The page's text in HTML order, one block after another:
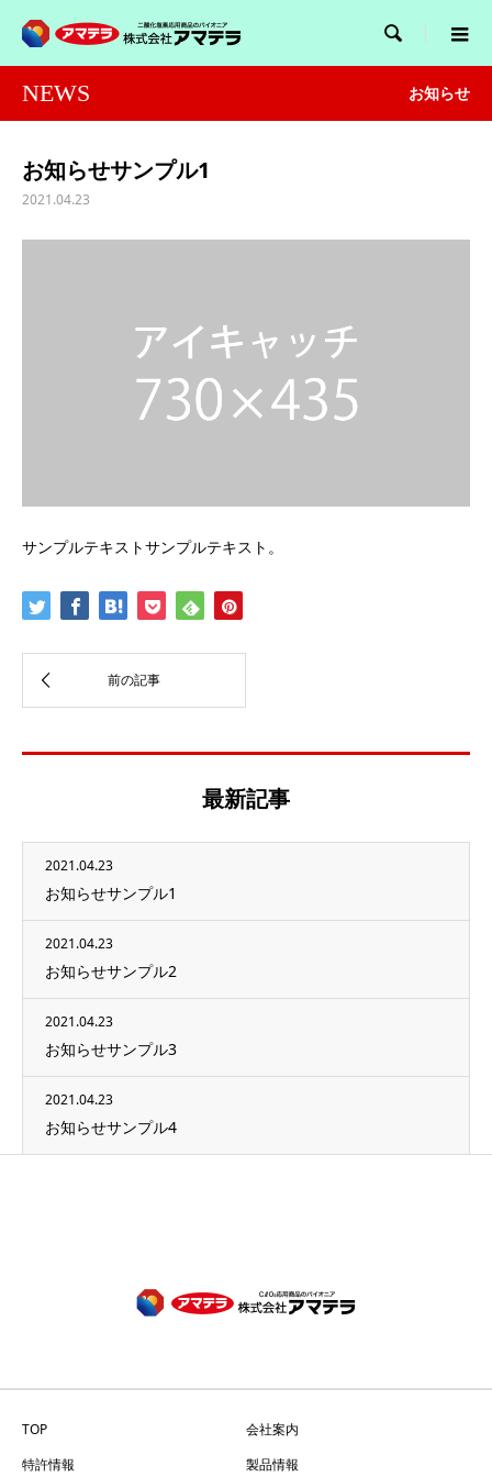

NEWS お知らせ
お知らせサンプル1
2021.04.23
サンプルテキストサンプルテキスト。
最新記事
2021.04.23
お知らせサンプル1
2021.04.23
お知らせサンプル2
2021.04.23
お知らせサンプル3
2021.04.23
お知らせサンプル4
TOP
会社案内
特許情報
製品情報